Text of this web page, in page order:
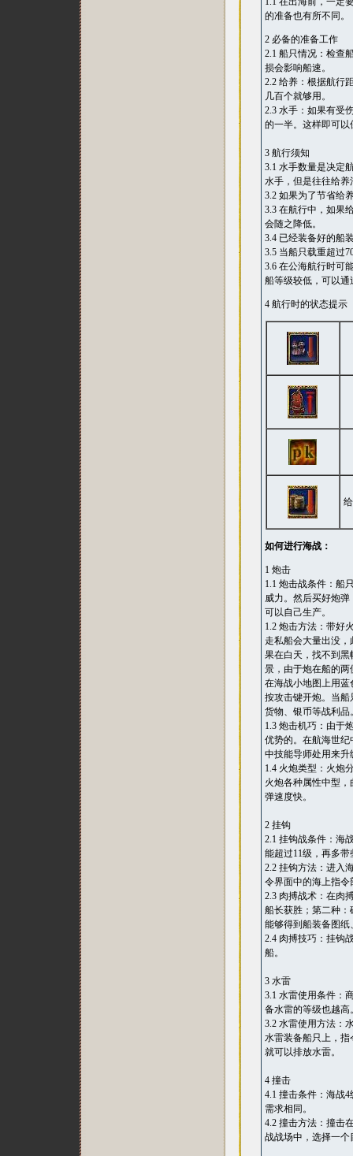
的准备也有所不同。
2 必备的准备工作
2.1 船只情况：检查
损会影响船速。
2.2 给养：根据航行
几百个就够用。
2.3 水手：如果有受
的一半。这样即可
3 航行须知
3.1 水手数量是决定
水手，但是往往给
3.2 如果为了节省给
3.3 在航行中，如果
会随之降低。
3.4 已经装备好的船
3.5 当船只载重超过
3.6 在公海航行时可
船等级较低，可以
4 航行时的状态提示
如何进行海战：
1 炮击
1.1 炮击战条件：船
威力。然后买好炮
可以自己生产。
1.2 炮击方法：带好
走私船会大量出没
果在白天，找不到
景，由于炮在船的
在海战小地图上用
按攻击键开炮。当
货物、银币等战利品
1.3 炮击机巧：由于
优势的。在航海世
中技能导师处用来
1.4 火炮类型：火炮
火炮各种属性中型
弹速度快。
2 挂钩
2.1 挂钩战条件：海
能超过11级，再多
2.2 挂钩方法：进入
令界面中的海上指
2.3 肉搏战术：在肉
船长获胜；第二种
能够得到船装备图
2.4 肉搏技巧：挂钩
船。
3 水雷
3.1 水雷使用条件：
备水雷的等级也越高
3.2 水雷使用方法：
水雷装备船只上，
就可以排放水雷。
4 撞击
4.1 撞击条件：海战
需求相同。
4.2 撞击方法：撞击
战战场中，选择一